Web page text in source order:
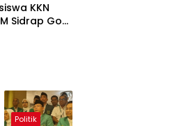
KKN
Sidrap Go
Hari
Politik